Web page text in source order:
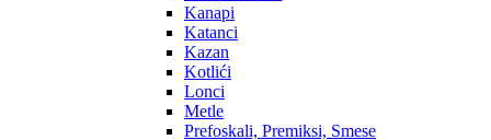
Kanapi
Katanci
Kazan
Kotlići
Lonci
Metle
Prefoskali, Premiksi, Smese